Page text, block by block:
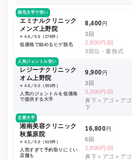
脱毛大手で安い
エミナルクリニック
メンズ上野院
⭐️ 4.6／5.0（278件）
低価格で始めるヒゲ脱毛
8,400円
3回
2,800円/回
3部位・蓄熱式
人気ジェントル安い
レジーナクリニック
オム上野院
⭐️ 4.6／5.0（592件）
人気のジェントルを低価格
で提供する大手
9,900円
3回
3,300円/回
鼻下＋アゴ＋アゴ
下
主要大手
湘南美容クリニック
秋葉原院
⭐️ 4.1／5.0（610件）
人気すぎて予約取りにくい
店舗も
16,800円
6回
2,800円/回
鼻下＋アゴ＋アゴ